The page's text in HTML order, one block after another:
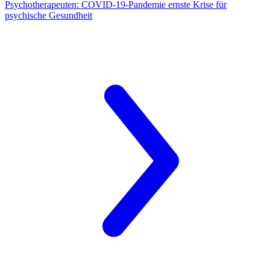
Psychotherapeuten: COVID-19-Pandemie ernste Krise für
psychische Gesundheit